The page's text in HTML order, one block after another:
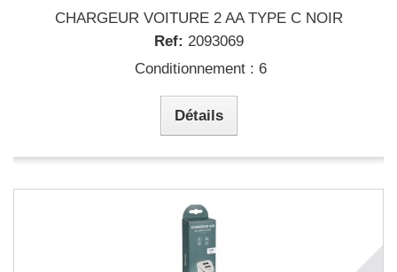
CHARGEUR VOITURE 2 AA TYPE C NOIR
Ref: 2093069
Conditionnement : 6
Détails